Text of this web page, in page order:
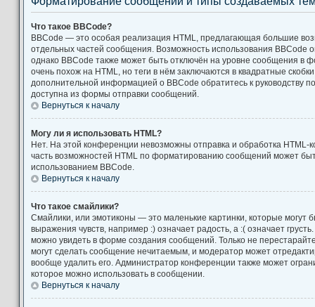
Что такое BBCode?
BBCode — это особая реализация HTML, предлагающая большие
отдельных частей сообщения. Возможность использования BBCode
однако BBCode также может быть отключён на уровне сообщения в
очень похож на HTML, но теги в нём заключаются в квадратные
дополнительной информацией о BBCode обратитесь к руководству
доступна из формы отправки сообщений.
Вернуться к началу
Могу ли я использовать HTML?
Нет. На этой конференции невозможны отправка и обработка
часть возможностей HTML по форматированию сообщений может
использованием BBCode.
Вернуться к началу
Что такое смайлики?
Смайлики, или эмотиконы — это маленькие картинки, которые могут
выражения чувств, например :) означает радость, а :( означает
можно увидеть в форме создания сообщений. Только не
могут сделать сообщение нечитаемым, и модератор может
вообще удалить его. Администратор конференции также может
которое можно использовать в сообщении.
Вернуться к началу